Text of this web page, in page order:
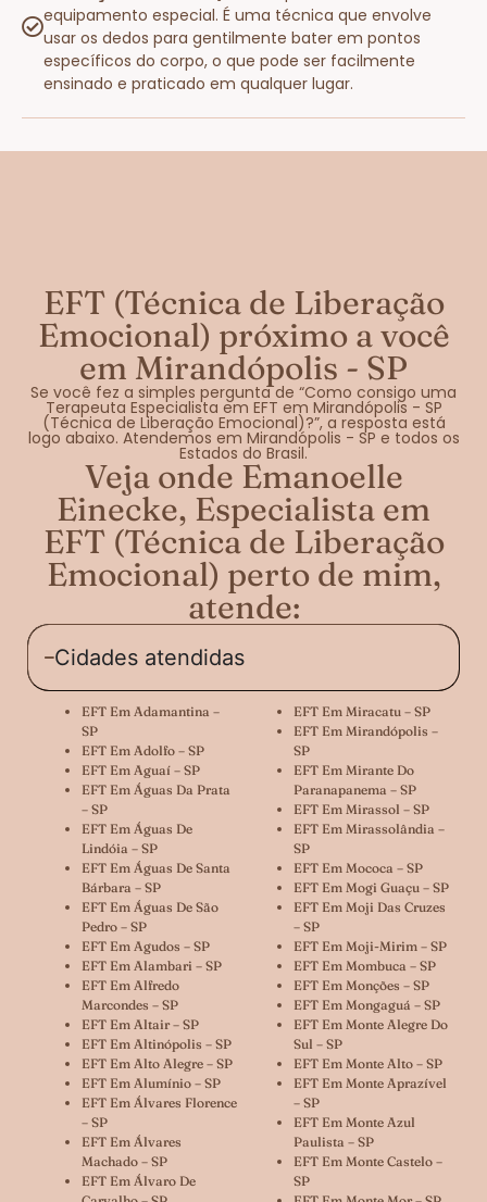
equipamento especial. É uma técnica que envolve
usar os dedos para gentilmente bater em pontos
específicos do corpo, o que pode ser facilmente
ensinado e praticado em qualquer lugar.
EFT (Técnica de Liberação
Emocional) próximo a você
em Mirandópolis - SP
Se você fez a simples pergunta de “Como consigo uma
Terapeuta Especialista em EFT em Mirandópolis - SP
(Técnica de Liberação Emocional)?”, a resposta está
logo abaixo. Atendemos em Mirandópolis - SP e todos os
Estados do Brasil.
Veja onde Emanoelle
Einecke, Especialista em
EFT (Técnica de Liberação
Emocional) perto de mim,
atende:
Cidades atendidas
EFT Em Adamantina –
SP
EFT Em Adolfo – SP
EFT Em Aguaí – SP
EFT Em Águas Da Prata
– SP
EFT Em Águas De
Lindóia – SP
EFT Em Águas De Santa
Bárbara – SP
EFT Em Águas De São
Pedro – SP
EFT Em Agudos – SP
EFT Em Alambari – SP
EFT Em Alfredo
Marcondes – SP
EFT Em Altair – SP
EFT Em Altinópolis – SP
EFT Em Alto Alegre – SP
EFT Em Alumínio – SP
EFT Em Álvares Florence
– SP
EFT Em Álvares
Machado – SP
EFT Em Álvaro De
EFT Em Miracatu – SP
EFT Em Mirandópolis –
SP
EFT Em Mirante Do
Paranapanema – SP
EFT Em Mirassol – SP
EFT Em Mirassolândia –
SP
EFT Em Mococa – SP
EFT Em Mogi Guaçu – SP
EFT Em Moji Das Cruzes
– SP
EFT Em Moji-Mirim – SP
EFT Em Mombuca – SP
EFT Em Monções – SP
EFT Em Mongaguá – SP
EFT Em Monte Alegre Do
Sul – SP
EFT Em Monte Alto – SP
EFT Em Monte Aprazível
– SP
EFT Em Monte Azul
Paulista – SP
EFT Em Monte Castelo –
SP